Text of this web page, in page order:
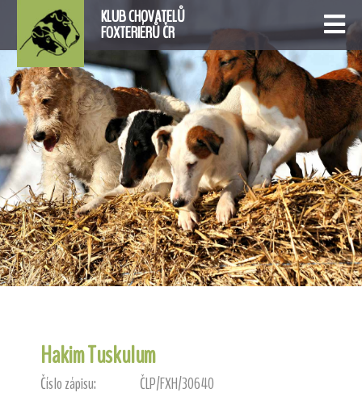
KLUB CHOVATELŮ
FOXTERIÉRŮ ČR
Hakim Tuskulum
Číslo zápisu: ČLP/FXH/30640